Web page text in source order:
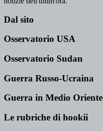
Dal sito
Osservatorio USA
Osservatorio Sudan
Guerra Russo-Ucraina
Guerra in Medio Oriente
Le rubriche di hookii